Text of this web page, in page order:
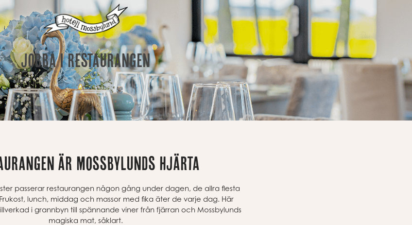
jobba i restaurangen
är mossbylunds hjärta
passerar restaurangen någon gång under dagen, de allra flesta
lunch, middag och massor med fika äter de varje dag. Här
i grannbyn till spännande viner från fjärran och Mossbylunds
magiska mat, såklart.